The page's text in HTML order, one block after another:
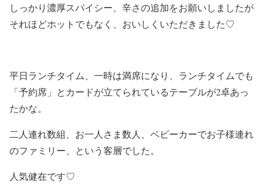
しっかり濃厚スパイシー、辛さの追加をお願いしましたが
それほどホットでもなく、おいしくいただきました♡
平日ランチタイム、一時は満席になり、ランチタイムでも
「予約席」とカードが立てられているテーブルが2卓あっ
たかな。
二人連れ数組、お一人さま数人、ベビーカーでお子様連れ
のファミリー、という客層でした。
人気健在です♡